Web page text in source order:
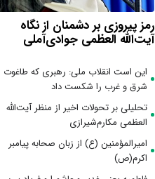
رمز پیروزی بر دشمنان از نگاه
آیت‌الله العظمی جوادی‌آملی
این است انقلاب ملی: رهبری که طاغوت
شرق و غرب را شکست داد
تحلیلی بر تحولات اخیر از منظر آیت‌الله
العظمی مکارم‌شیرازی
امیرالمؤمنین (ع) از زبان صحابه پیامبر
اکرم(ص)